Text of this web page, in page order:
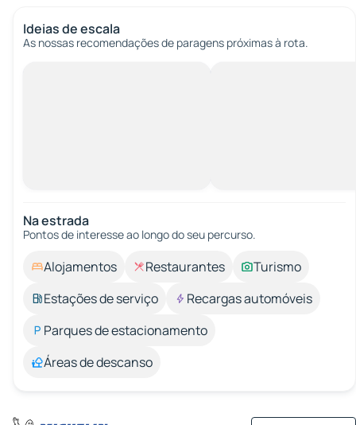
Ideias de escala
As nossas recomendações de paragens próximas à rota.
Na estrada
Pontos de interesse ao longo do seu percurso.
Alojamentos Restaurantes
Turismo
Estações de serviço
Recargas automóveis
Parques de estacionamento
Áreas de descanso